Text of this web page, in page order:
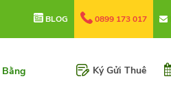
BLOG 0899 173 017
Ký Gửi Thuê